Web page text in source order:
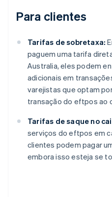
Para clientes
Tarifas de sobretaxa:
paguem uma tarifa
Australia, eles podem
adicionais em
varejistas que optam
transação do eftpos ao
Tarifas de saque no
serviços do eftpos em
clientes podem pagar
embora isso esteja se